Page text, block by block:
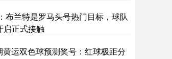
布兰特是罗马头号热门目标，球队
启正式接触
黄运双色球预测奖号：红球极距分